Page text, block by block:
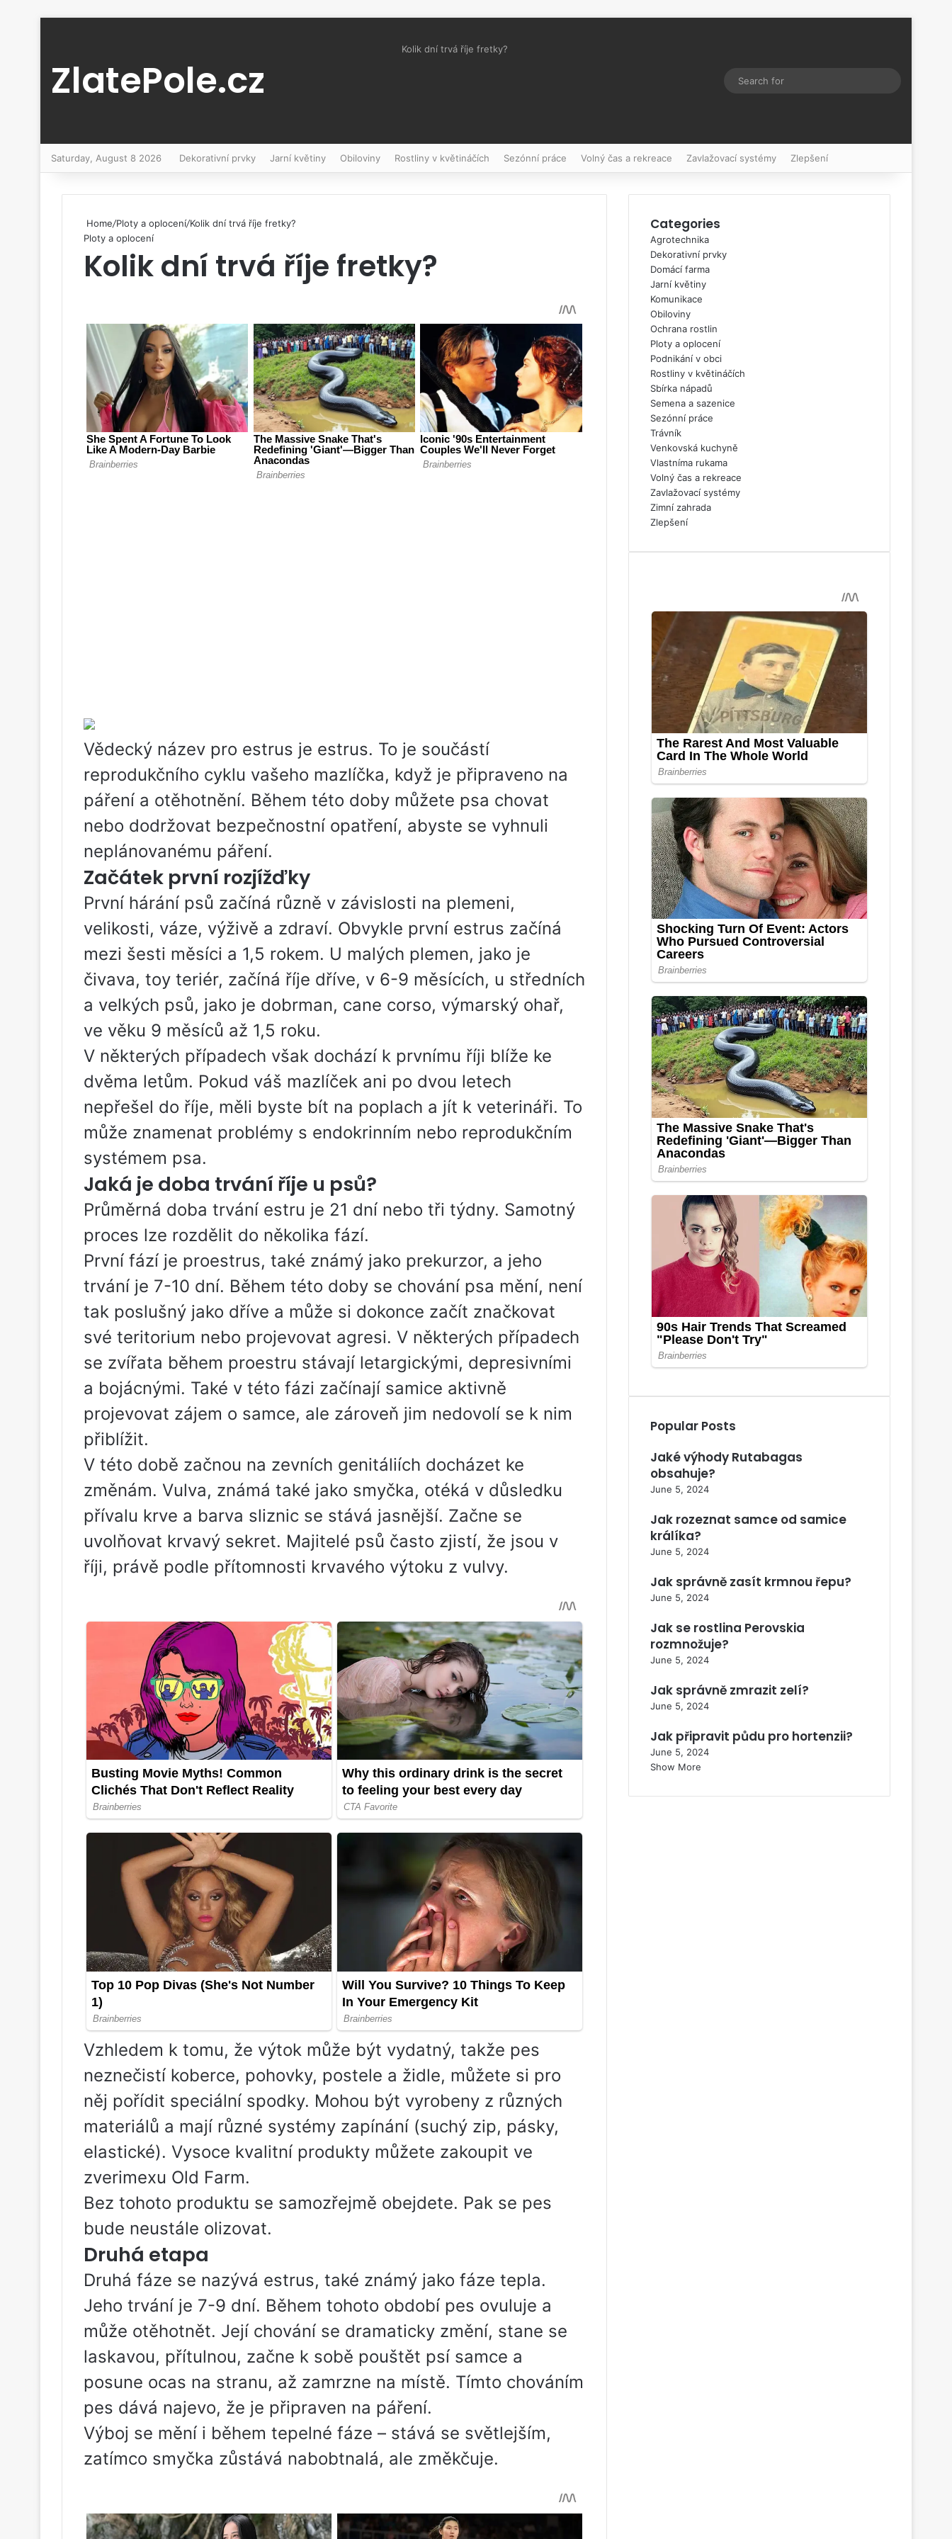
ZlatePole.cz
Kolik dní trvá říje fretky?
Switch skin
Saturday, August 8 2026 Dekorativní prvky Jarní květiny Obiloviny Rostliny v květináčích Sezónní práce Volný čas a rekreace Zavlažovací systémy Zlepšení
Home/Ploty a oplocení/Kolik dní trvá říje fretky?
Ploty a oplocení
Kolik dní trvá říje fretky?
Vědecký název pro estrus je estrus. To je součástí
reprodukčního cyklu vašeho mazlíčka, když je připraveno na
páření a otěhotnění. Během této doby můžete psa chovat
nebo dodržovat bezpečnostní opatření, abyste se vyhnuli
neplánovanému páření.
Začátek první rozjížďky
První hárání psů začíná různě v závislosti na plemeni,
velikosti, váze, výživě a zdraví. Obvykle první estrus začíná
mezi šesti měsíci a 1,5 rokem. U malých plemen, jako je
čivava, toy teriér, začíná říje dříve, v 6-9 měsících, u středních
a velkých psů, jako je dobrman, cane corso, výmarský ohař,
ve věku 9 měsíců až 1,5 roku.
V některých případech však dochází k prvnímu říji blíže ke
dvěma letům. Pokud váš mazlíček ani po dvou letech
nepřešel do říje, měli byste bít na poplach a jít k veterináři. To
může znamenat problémy s endokrinním nebo reprodukčním
systémem psa.
Jaká je doba trvání říje u psů?
Průměrná doba trvání estru je 21 dní nebo tři týdny. Samotný
proces lze rozdělit do několika fází.
První fází je proestrus, také známý jako prekurzor, a jeho
trvání je 7-10 dní. Během této doby se chování psa mění, není
tak poslušný jako dříve a může si dokonce začít značkovat
své teritorium nebo projevovat agresi. V některých případech
se zvířata během proestru stávají letargickými, depresivními
a bojácnými. Také v této fázi začínají samice aktivně
projevovat zájem o samce, ale zároveň jim nedovolí se k nim
přiblížit.
V této době začnou na zevních genitáliích docházet ke
změnám. Vulva, známá také jako smyčka, otéká v důsledku
přívalu krve a barva sliznic se stává jasnější. Začne se
uvolňovat krvavý sekret. Majitelé psů často zjistí, že jsou v
říji, právě podle přítomnosti krvavého výtoku z vulvy.
Vzhledem k tomu, že výtok může být vydatný, takže pes
neznečistí koberce, pohovky, postele a židle, můžete si pro
něj pořídit speciální spodky. Mohou být vyrobeny z různých
materiálů a mají různé systémy zapínání (suchý zip, pásky,
elastické). Vysoce kvalitní produkty můžete zakoupit ve
zverimexu Old Farm.
Bez tohoto produktu se samozřejmě obejdete. Pak se pes
bude neustále olizovat.
Druhá etapa
Druhá fáze se nazývá estrus, také známý jako fáze tepla.
Jeho trvání je 7-9 dní. Během tohoto období pes ovuluje a
může otěhotnět. Její chování se dramaticky změní, stane se
laskavou, přítulnou, začne k sobě pouštět psí samce a
posune ocas na stranu, až zamrzne na místě. Tímto chováním
pes dává najevo, že je připraven na páření.
Výboj se mění i během tepelné fáze – stává se světlejším,
zatímco smyčka zůstává nabobtnalá, ale změkčuje.
Categories
Agrotechnika
Dekorativní prvky
Domácí farma
Jarní květiny
Komunikace
Obiloviny
Ochrana rostlin
Ploty a oplocení
Podnikání v obci
Rostliny v květináčích
Sbírka nápadů
Semena a sazenice
Sezónní práce
Trávník
Venkovská kuchyně
Vlastníma rukama
Volný čas a rekreace
Zavlažovací systémy
Zimní zahrada
Zlepšení
Popular Posts
Jaké výhody Rutabagas
obsahuje?
June 5, 2024
Jak rozeznat samce od samice
králíka?
June 5, 2024
Jak správně zasít krmnou řepu?
June 5, 2024
Jak se rostlina Perovskia
rozmnožuje?
June 5, 2024
Jak správně zmrazit zelí?
June 5, 2024
Jak připravit půdu pro hortenzii?
June 5, 2024
Show More